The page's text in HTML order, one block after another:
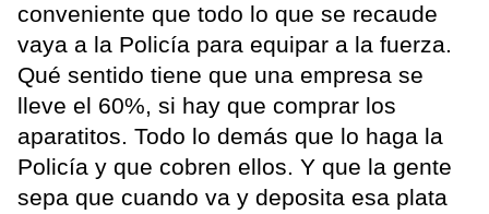
conveniente que todo lo que se recaude
vaya a la Policía para equipar a la fuerza.
Qué sentido tiene que una empresa se
lleve el 60%, si hay que comprar los
aparatitos. Todo lo demás que lo haga la
Policía y que cobren ellos. Y que la gente
sepa que cuando va y deposita esa plata